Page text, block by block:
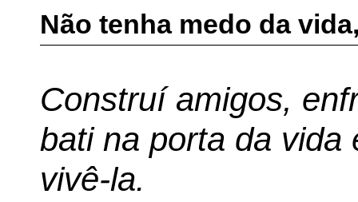
Não tenha medo da
Construí amigos,
bati na porta da vida
vivê-la.